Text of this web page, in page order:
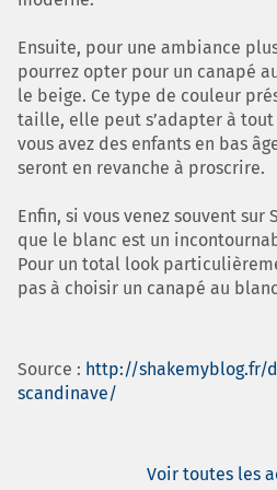
Ensuite, pour une ambiance
pourrez opter pour un canapé
le beige. Ce type de couleur
taille, elle peut s’adapter à
vous avez des enfants en bas
seront en revanche à proscrire.
Enfin, si vous venez souvent sur
que le blanc est un
Pour un total look
pas à choisir un canapé au
Source : http://shakemyblog.fr/
scandinave/
Voir toutes les